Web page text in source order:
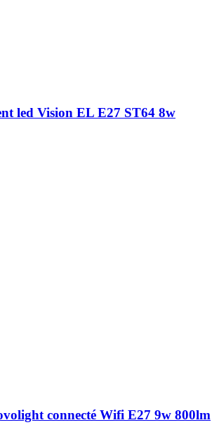
led Vision EL E27 ST64 8w
connecté Wifi E27 9w 800lm